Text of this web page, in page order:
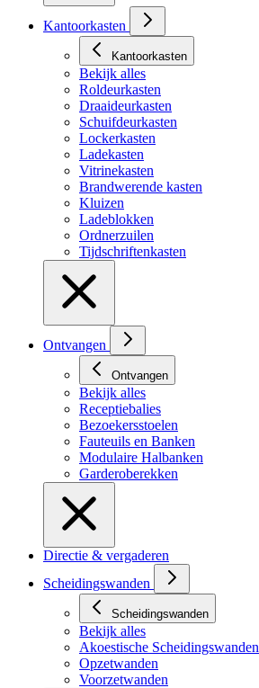
Kantoorkasten
Kantoorkasten
Bekijk alles
Roldeurkasten
Draaideurkasten
Schuifdeurkasten
Lockerkasten
Ladekasten
Vitrinekasten
Brandwerende kasten
Kluizen
Ladeblokken
Ordnerzuilen
Tijdschriftenkasten
Ontvangen
Ontvangen
Bekijk alles
Receptiebalies
Bezoekersstoelen
Fauteuils en Banken
Modulaire Halbanken
Garderoberekken
Directie & vergaderen
Scheidingswanden
Scheidingswanden
Bekijk alles
Akoestische Scheidingswanden
Opzetwanden
Voorzetwanden